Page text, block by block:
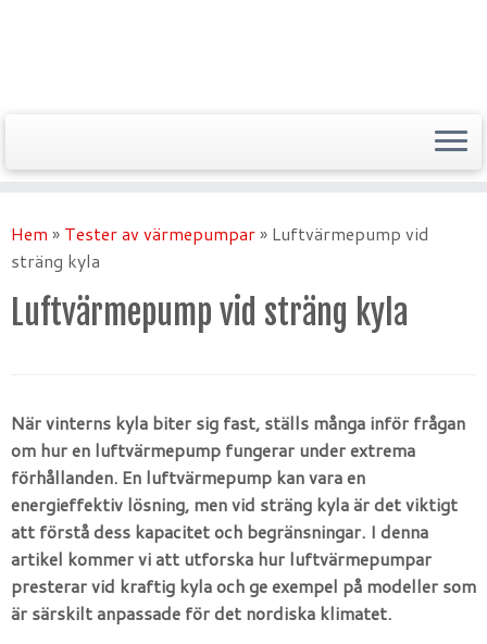
Hem » Tester av värmepumpar» Luftvärmepump vid
sträng kyla
Luftvärmepump vid sträng kyla
När vinterns kyla biter sig fast, ställs många inför frågan
om hur en luftvärmepump fungerar under extrema
förhållanden. En luftvärmepump kan vara en
energieffektiv lösning, men vid sträng kyla är det viktigt
att förstå dess kapacitet och begränsningar. I denna
artikel kommer vi att utforska hur luftvärmepumpar
presterar vid kraftig kyla och ge exempel på modeller som
är särskilt anpassade för det nordiska klimatet.